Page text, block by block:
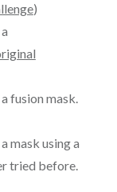
)
fusion mask.
mask using a
tried before.